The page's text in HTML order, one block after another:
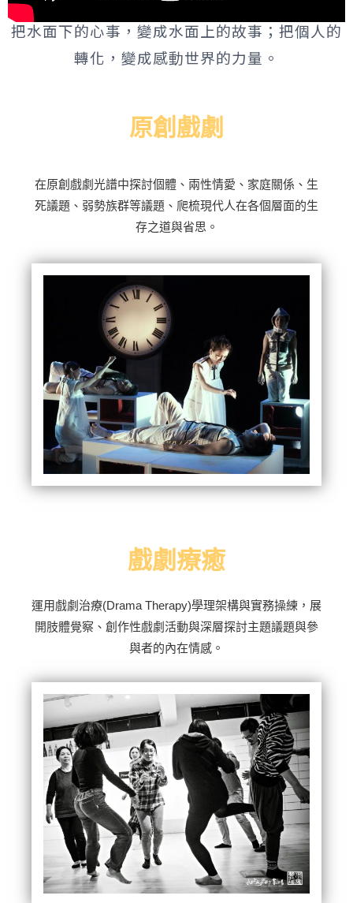
把水面下的心事，變成水面上的故事；把個人的
轉化，變成感動世界的力量。
原創戲劇
在原創戲劇光譜中探討個體、兩性情愛、家庭關係、生
死議題、弱勢族群等議題、爬梳現代人在各個層面的生
存之道與省思。
戲劇療癒
運用戲劇治療(Drama Therapy)學理架構與實務操練，展
開肢體覺察、創作性戲劇活動與深層探討主題議題與參
與者的內在情感。